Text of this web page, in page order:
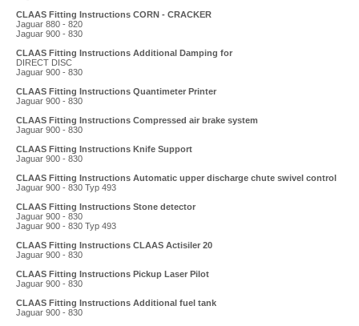
CLAAS Fitting Instructions CORN - CRACKER
Jaguar 880 - 820
Jaguar 900 - 830
CLAAS Fitting Instructions Additional Damping for
DIRECT DISC
Jaguar 900 - 830
CLAAS Fitting Instructions Quantimeter Printer
Jaguar 900 - 830
CLAAS Fitting Instructions Compressed air brake system
Jaguar 900 - 830
CLAAS Fitting Instructions Knife Support
Jaguar 900 - 830
CLAAS Fitting Instructions Automatic upper discharge chute swivel control
Jaguar 900 - 830 Typ 493
CLAAS Fitting Instructions Stone detector
Jaguar 900 - 830
Jaguar 900 - 830 Typ 493
CLAAS Fitting Instructions CLAAS Actisiler 20
Jaguar 900 - 830
CLAAS Fitting Instructions Pickup Laser Pilot
Jaguar 900 - 830
CLAAS Fitting Instructions Additional fuel tank
Jaguar 900 - 830